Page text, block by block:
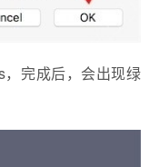
，完成后，会出现绿